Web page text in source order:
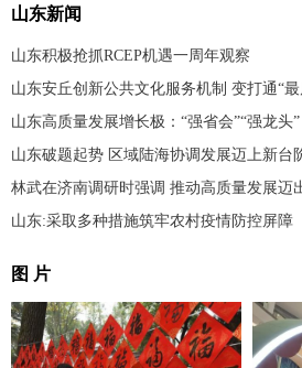
山东新闻
山东积极抢抓RCEP机遇一周年观察
山东安丘创新公共文化服务机制 变打通“
山东高质量发展增长极：“强省会”“强龙头”
山东破题起势 区域陆海协调发展迈上新台
林武在济南调研时强调 推动高质量发展迈
山东:采取多种措施筑牢农村疫情防控屏障
图 片